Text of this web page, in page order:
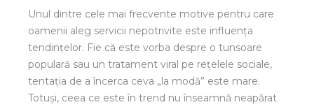
Unul dintre cele mai frecvente motive pentru care
oamenii aleg servicii nepotrivite este influența
tendințelor. Fie că este vorba despre o tunsoare
populară sau un tratament viral pe rețelele sociale,
tentația de a încerca ceva „la modă” este mare.
Totuși, ceea ce este în trend nu înseamnă neapărat